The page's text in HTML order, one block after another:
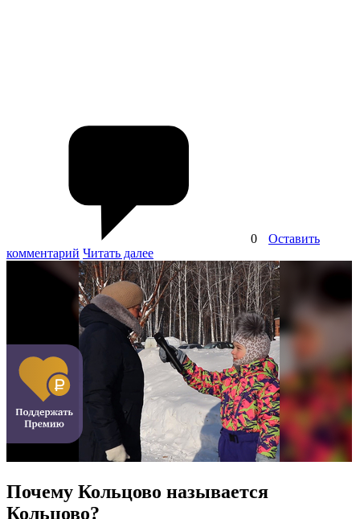
0
Оставить
комментарий Читать далее
Почему Кольцово называется
Кольцово?